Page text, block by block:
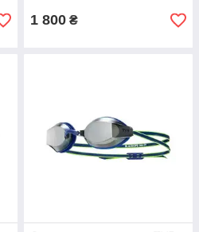
1 800 ₴